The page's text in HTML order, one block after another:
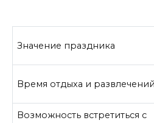
Значение праздника
Время отдыха и развлечений
Возможность встретиться с